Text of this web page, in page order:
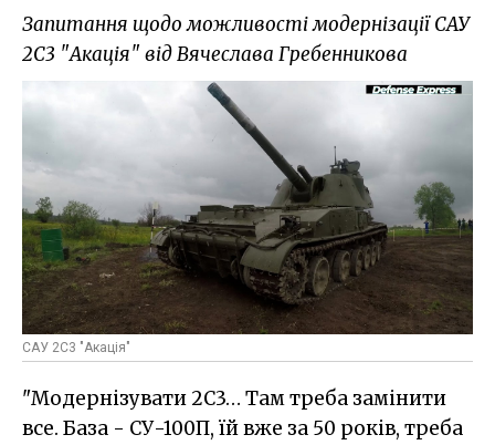
Запитання щодо можливості модернізації САУ
2С3 "Акація" від Вячеслава Гребенникова
САУ 2С3 "Акація"
"Модернізувати 2С3… Там треба замінити
все. База - СУ-100П, їй вже за 50 років, треба